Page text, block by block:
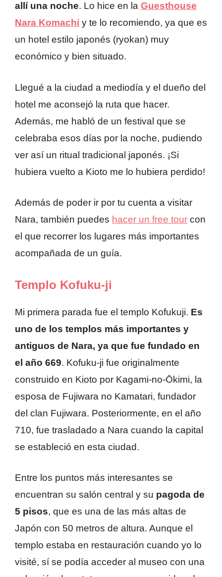
allí una noche. Lo hice en la Guesthouse
Nara Komachi y te lo recomiendo, ya que es
un hotel estilo japonés (ryokan) muy
económico y bien situado.
Llegué a la ciudad a mediodía y el dueño del
hotel me aconsejó la ruta que hacer.
Además, me habló de un festival que se
celebraba esos días por la noche, pudiendo
ver así un ritual tradicional japonés. ¡Si
hubiera vuelto a Kioto me lo hubiera perdido!
Además de poder ir por tu cuenta a visitar
Nara, también puedes hacer un free tour con
el que recorrer los lugares más importantes
acompañada de un guía.
Templo Kofuku-ji
Mi primera parada fue el templo Kofukuji. Es
uno de los templos más importantes y
antiguos de Nara, ya que fue fundado en
el año 669. Kofuku-ji fue originalmente
construido en Kioto por Kagami-no-Ōkimi, la
esposa de Fujiwara no Kamatari, fundador
del clan Fujiwara. Posteriormente, en el año
710, fue trasladado a Nara cuando la capital
se estableció en esta ciudad.
Entre los puntos más interesantes se
encuentran su salón central y su pagoda de
5 pisos, que es una de las más altas de
Japón con 50 metros de altura. Aunque el
templo estaba en restauración cuando yo lo
visité, sí se podía acceder al museo con una